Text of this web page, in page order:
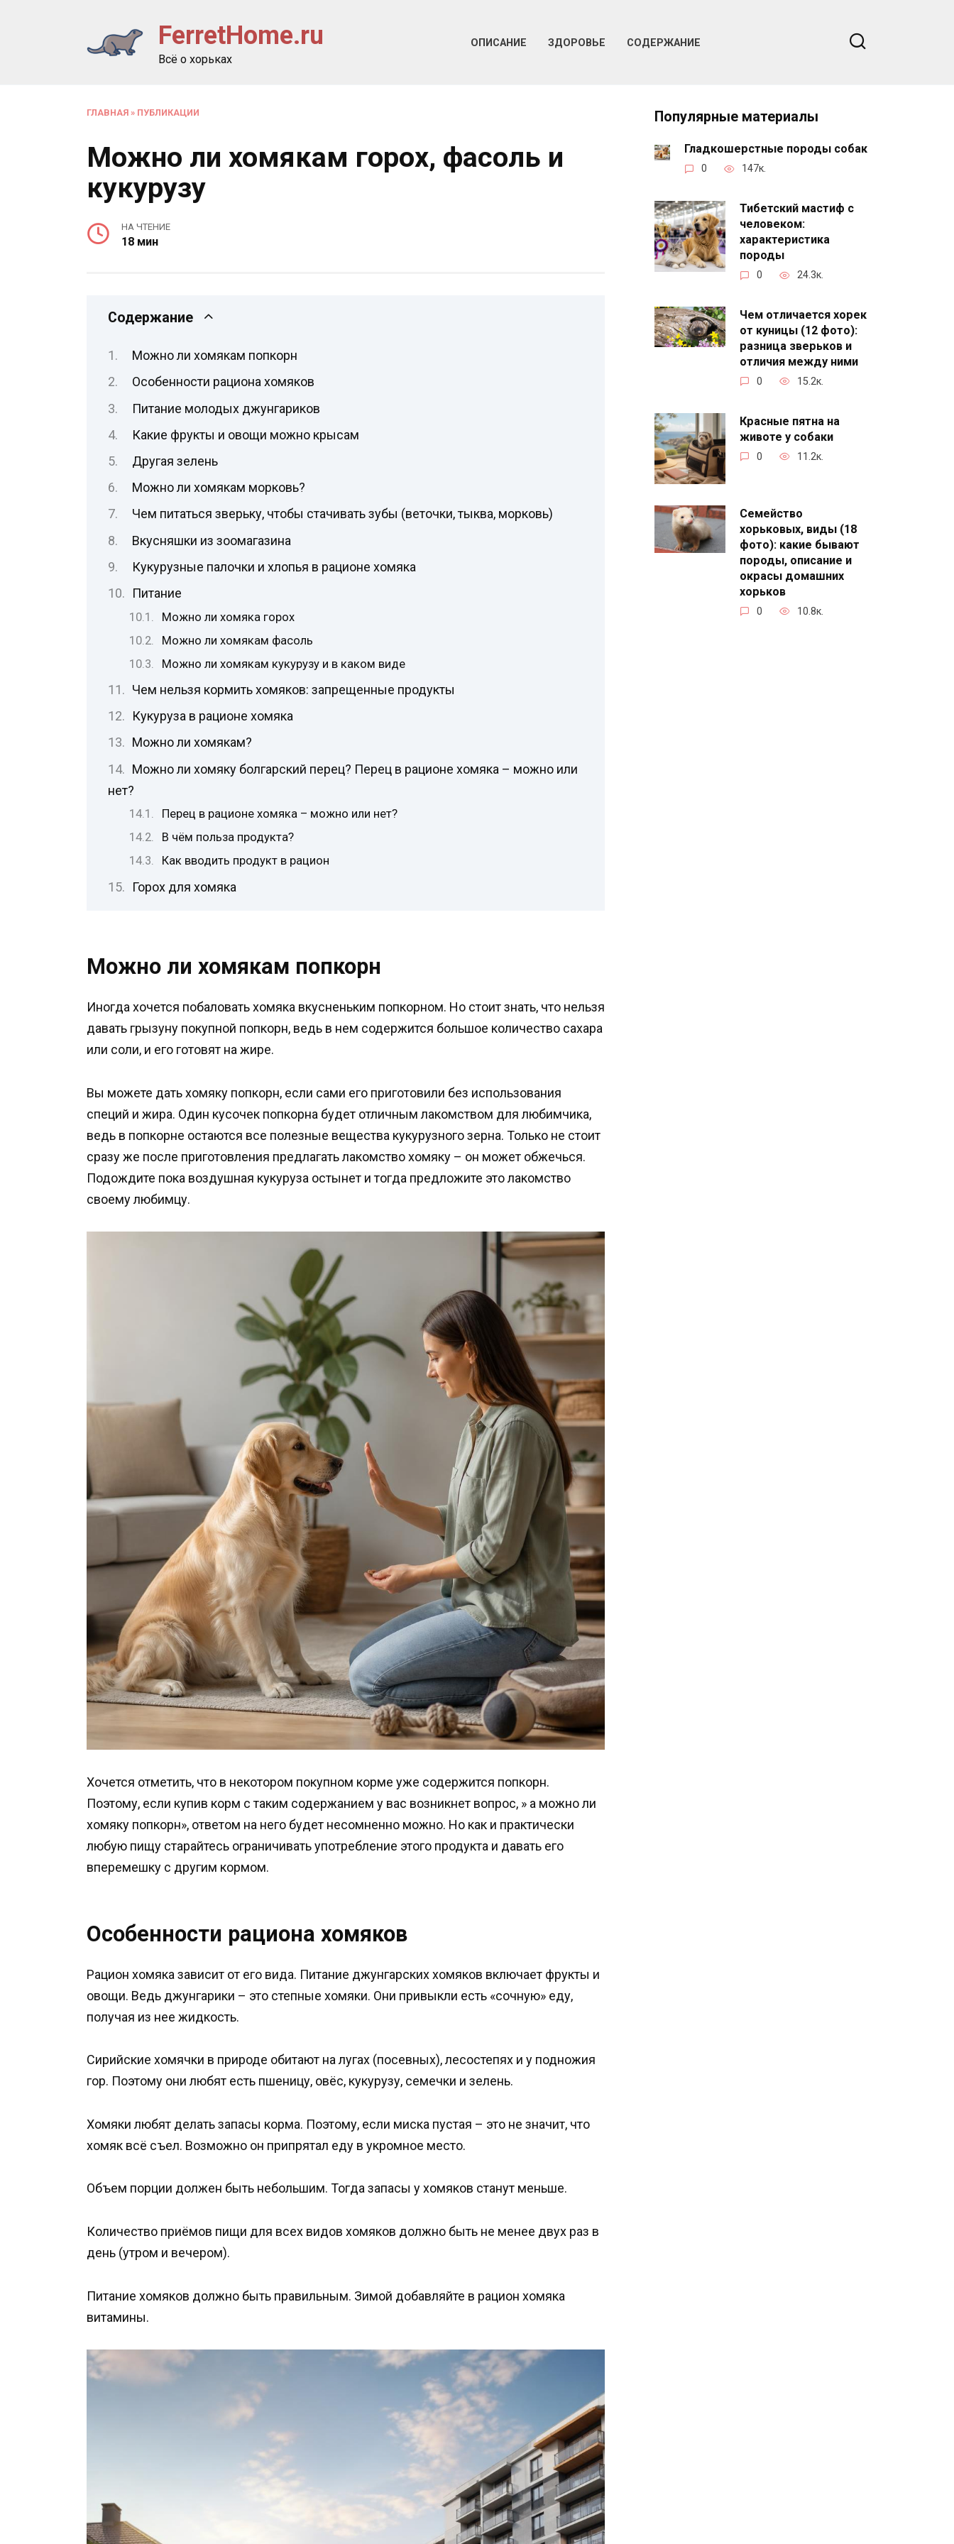
FerretHome.ru
Всё о хорьках
ОПИСАНИЕ ЗДОРОВЬЕ СОДЕРЖАНИЕ
ГЛАВНАЯ » ПУБЛИКАЦИИ
Можно ли хомякам горох, фасоль и
кукурузу
НА ЧТЕНИЕ
18 мин
Содержание
Можно ли хомякам попкорн
Особенности рациона хомяков
Питание молодых джунгариков
Какие фрукты и овощи можно крысам
Другая зелень
Можно ли хомякам морковь?
Чем питаться зверьку, чтобы стачивать зубы (веточки, тыква, морковь)
Вкусняшки из зоомагазина
Кукурузные палочки и хлопья в рационе хомяка
Питание
Можно ли хомяка горох
Можно ли хомякам фасоль
Можно ли хомякам кукурузу и в каком виде
Чем нельзя кормить хомяков: запрещенные продукты
Кукуруза в рационе хомяка
Можно ли хомякам?
Можно ли хомяку болгарский перец? Перец в рационе хомяка – можно или
нет?
Перец в рационе хомяка – можно или нет?
В чём польза продукта?
Как вводить продукт в рацион
Горох для хомяка
Можно ли хомякам попкорн
Иногда хочется побаловать хомяка вкусненьким попкорном. Но стоит знать, что нельзя
давать грызуну покупной попкорн, ведь в нем содержится большое количество сахара
или соли, и его готовят на жире.
Вы можете дать хомяку попкорн, если сами его приготовили без использования
специй и жира. Один кусочек попкорна будет отличным лакомством для любимчика,
ведь в попкорне остаются все полезные вещества кукурузного зерна. Только не стоит
сразу же после приготовления предлагать лакомство хомяку – он может обжечься.
Подождите пока воздушная кукуруза остынет и тогда предложите это лакомство
своему любимцу.
Хочется отметить, что в некотором покупном корме уже содержится попкорн.
Поэтому, если купив корм с таким содержанием у вас возникнет вопрос, » а можно ли
хомяку попкорн», ответом на него будет несомненно можно. Но как и практически
любую пищу старайтесь ограничивать употребление этого продукта и давать его
вперемешку с другим кормом.
Особенности рациона хомяков
Рацион хомяка зависит от его вида. Питание джунгарских хомяков включает фрукты и
овощи. Ведь джунгарики – это степные хомяки. Они привыкли есть «сочную» еду,
получая из нее жидкость.
Сирийские хомячки в природе обитают на лугах (посевных), лесостепях и у подножия
гор. Поэтому они любят есть пшеницу, овёс, кукурузу, семечки и зелень.
Хомяки любят делать запасы корма. Поэтому, если миска пустая – это не значит, что
хомяк всё съел. Возможно он припрятал еду в укромное место.
Объем порции должен быть небольшим. Тогда запасы у хомяков станут меньше.
Количество приёмов пищи для всех видов хомяков должно быть не менее двух раз в
день (утром и вечером).
Питание хомяков должно быть правильным. Зимой добавляйте в рацион хомяка
витамины.
Популярные материалы
Гладкошерстные породы собак
0 147к.
Тибетский мастиф с
человеком:
характеристика
породы
0 24.3к.
Чем отличается хорек
от куницы (12 фото):
разница зверьков и
отличия между ними
0 15.2к.
Красные пятна на
животе у собаки
0 11.2к.
Семейство
хорьковых, виды (18
фото): какие бывают
породы, описание и
окрасы домашних
хорьков
0 10.8к.